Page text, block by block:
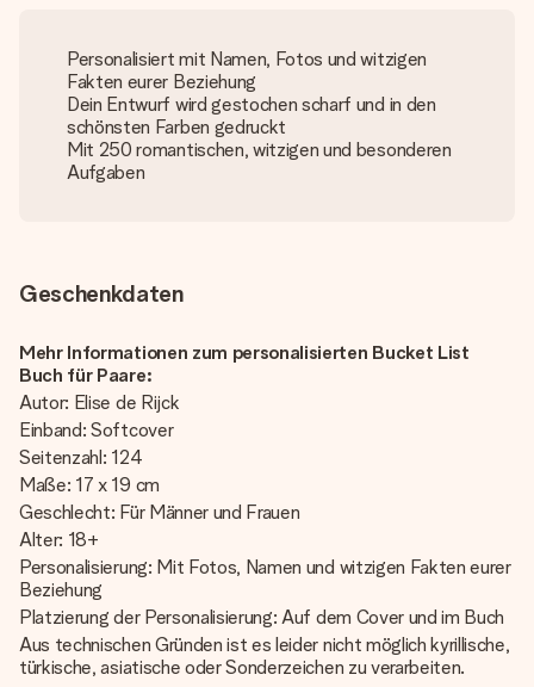
Personalisiert mit Namen, Fotos und witzigen
Fakten eurer Beziehung
Dein Entwurf wird gestochen scharf und in den
schönsten Farben gedruckt
Mit 250 romantischen, witzigen und besonderen
Aufgaben
Geschenkdaten
Mehr Informationen zum personalisierten Bucket List
Buch für Paare:
Autor: Elise de Rijck
Einband: Softcover
Seitenzahl: 124
Maße: 17 x 19 cm
Geschlecht: Für Männer und Frauen
Alter: 18+
Personalisierung: Mit Fotos, Namen und witzigen Fakten eurer
Beziehung
Platzierung der Personalisierung: Auf dem Cover und im Buch
Aus technischen Gründen ist es leider nicht möglich kyrillische,
türkische, asiatische oder Sonderzeichen zu verarbeiten.